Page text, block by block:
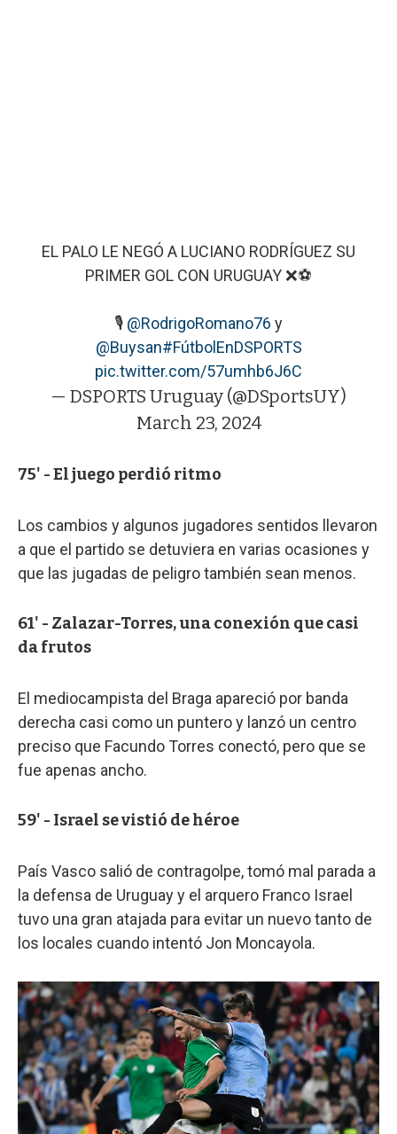
EL PALO LE NEGÓ A LUCIANO RODRÍGUEZ SU
PRIMER GOL CON URUGUAY ❌⚽
🎙️ @RodrigoRomano76 y
@Buysan#FútbolEnDSPORTS
pic.twitter.com/57umhb6J6C
— DSPORTS Uruguay (@DSportsUY)
March 23, 2024
75' - El juego perdió ritmo
Los cambios y algunos jugadores sentidos llevaron
a que el partido se detuviera en varias ocasiones y
que las jugadas de peligro también sean menos.
61' - Zalazar-Torres, una conexión que casi
da frutos
El mediocampista del Braga apareció por banda
derecha casi como un puntero y lanzó un centro
preciso que Facundo Torres conectó, pero que se
fue apenas ancho.
59' - Israel se vistió de héroe
País Vasco salió de contragolpe, tomó mal parada a
la defensa de Uruguay y el arquero Franco Israel
tuvo una gran atajada para evitar un nuevo tanto de
los locales cuando intentó Jon Moncayola.